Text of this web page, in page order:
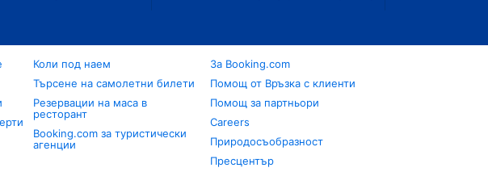
Коли под наем
Търсене на самолетни билети
Резервации на маса в
ресторант
Booking.com за туристически
агенции
За Booking.com
Помощ от Връзка с клиенти
Помощ за партньори
Careers
Природосъобразност
Пресцентър